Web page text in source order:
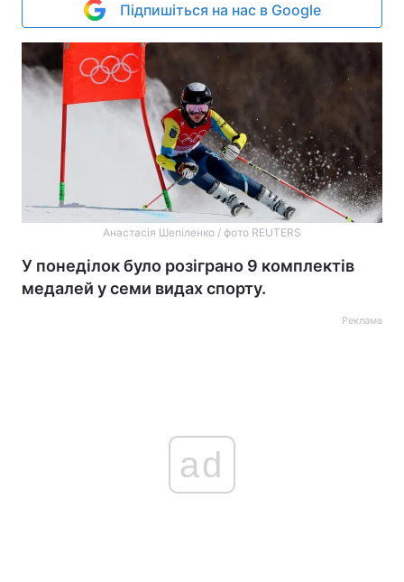
Підпишіться на нас в Google
Анастасія Шепіленко / фото REUTERS
У понеділок було розіграно 9 комплектів
медалей у семи видах спорту.
Реклама
ad